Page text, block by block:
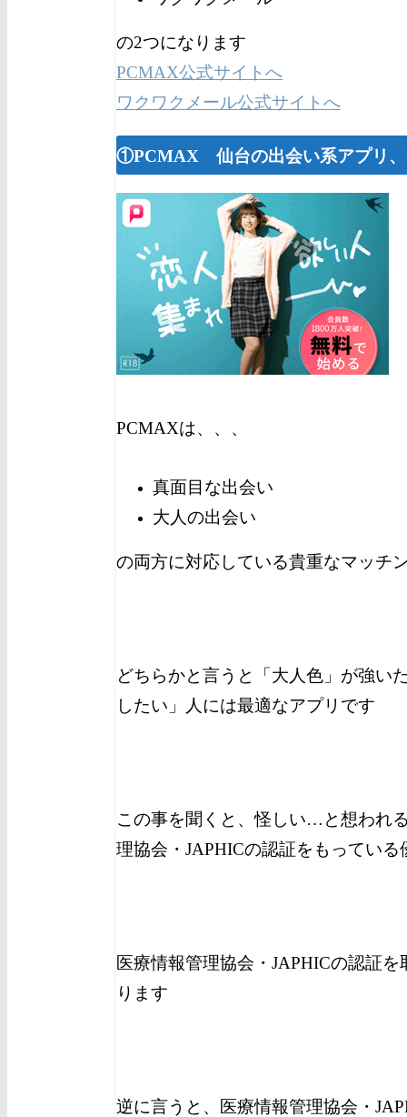
の2つになります
PCMAX公式サイトへ
ワクワクメール公式サイトへ
①PCMAX 仙台の出会い系アプリ
PCMAXは、、、
真面目な出会い
大人の出会い
の両方に対応している貴重なマッチ
どちらかと言うと「大人色」が強い
したい」人には最適なアプリです
この事を聞くと、怪しい…と想われ
理協会・JAPHICの認証をもっている
医療情報管理協会・JAPHICの認証
ります
逆に言うと、医療情報管理協会・